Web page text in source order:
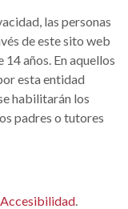
las personas
de este sito web
años. En aquellos
esta entidad
habilitarán los
padres o tutores
.